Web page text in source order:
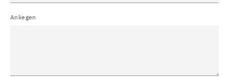
Anliegen